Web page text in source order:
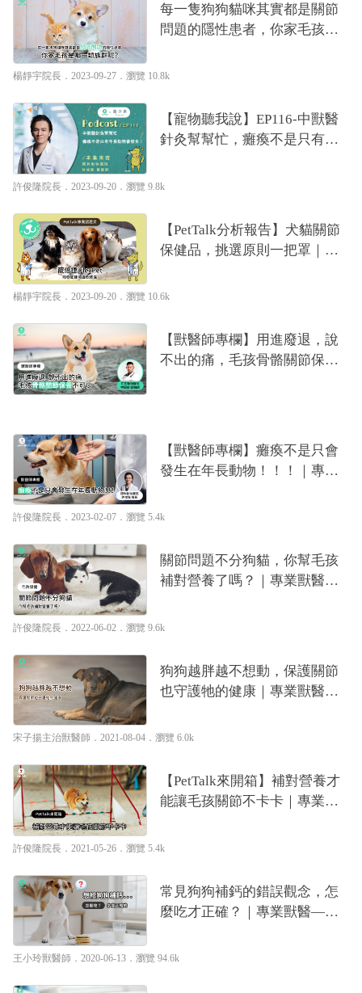
每一隻狗狗貓咪其實都是關節
問題的隱性患者，你家毛孩是
楊靜宇
楊靜宇院長 ．2023-09-27． 瀏覽 10.8k
【寵物聽我說】EP116-中獸醫
針灸幫幫忙，癱瘓不是只有年
許俊隆
許俊隆院長 ．2023-09-20． 瀏覽 9.8k
【PetTalk分析報告】犬貓關節
保健品，挑選原則一把罩｜專
楊靜宇院長 ．2023-09-20． 瀏覽 10.6k
【獸醫師專欄】用進廢退，說
不出的痛，毛孩骨骼關節保養
【獸醫師專欄】癱瘓不是只會
發生在年長動物！！！｜專業
許俊隆院長 ．2023-02-07． 瀏覽 5.4k
關節問題不分狗貓，你幫毛孩
補對營養了嗎？｜專業獸醫—
許俊隆院長 ．2022-06-02． 瀏覽 9.6k
狗狗越胖越不想動，保護關節
也守護牠的健康｜專業獸醫—
宋子揚主治獸醫師 ．2021-08-04． 瀏覽 6.0k
【PetTalk來開箱】補對營養才
能讓毛孩關節不卡卡｜專業獸
許俊隆院長 ．2021-05-26． 瀏覽 5.4k
常見狗狗補鈣的錯誤觀念，怎
麼吃才正確？｜專業獸醫—王
王小玲獸醫師 ．2020-06-13． 瀏覽 94.6k